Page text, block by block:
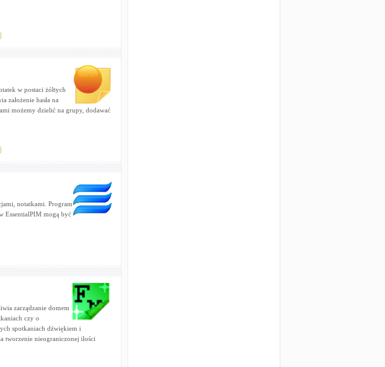
w postaci żółtych
hasła na
możemy dzielić na grupy, dodawać
notatkami. Program
EssentialPIM mogą być
zarządzanie domem
czy o
spotkaniach dźwiękiem i
tworzenie nieograniczonej ilości